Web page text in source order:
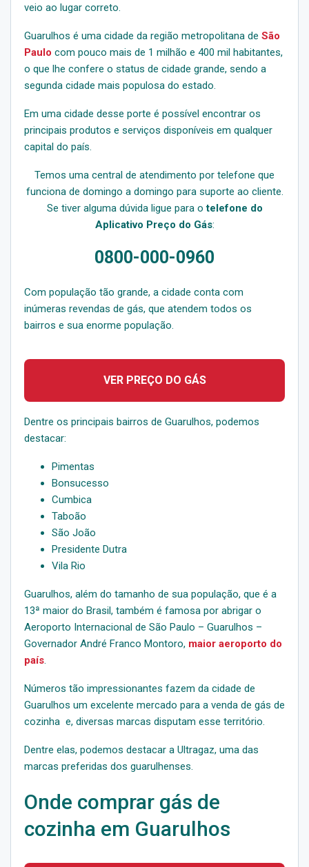
veio ao lugar correto.
Guarulhos é uma cidade da região metropolitana de São
Paulo com pouco mais de 1 milhão e 400 mil habitantes,
o que lhe confere o status de cidade grande, sendo a
segunda cidade mais populosa do estado.
Em uma cidade desse porte é possível encontrar os
principais produtos e serviços disponíveis em qualquer
capital do país.
Temos uma central de atendimento por telefone que
funciona de domingo a domingo para suporte ao cliente.
Se tiver alguma dúvida ligue para otelefone do
Aplicativo Preço do Gás:
0800-000-0960
Com população tão grande, a cidade conta com
inúmeras revendas de gás, que atendem todos os
bairros e sua enorme população.
VER PREÇO DO GÁS
Dentre os principais bairros de Guarulhos, podemos
destacar:
Pimentas
Bonsucesso
Cumbica
Taboão
São João
Presidente Dutra
Vila Rio
Guarulhos, além do tamanho de sua população, que é a
13ª maior do Brasil, também é famosa por abrigar o
Aeroporto Internacional de São Paulo – Guarulhos –
Governador André Franco Montoro, maior aeroporto do
país.
Números tão impressionantes fazem da cidade de
Guarulhos um excelente mercado para a venda de gás de
cozinha e, diversas marcas disputam esse território.
Dentre elas, podemos destacar a Ultragaz, uma das
marcas preferidas dos guarulhenses.
Onde comprar gás de
cozinha em Guarulhos